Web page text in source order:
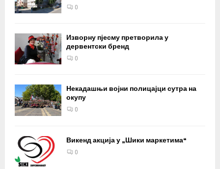
0
Изворну пјесму претворила у
дервентски бренд
0
Некадашњи војни полицајци сутра на
окупу
0
Викенд акција у „Шики маркетима“
0